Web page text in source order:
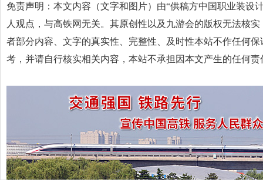
免责声明：本文内容（文字和图片）由“供稿方中国职业装设
人观点，与高铁网无关。其原创性以及九游会的版权无法核
者部分内容、文字的真实性、完整性、及时性本站不作任何
考，并请自行核实相关内容，本站不承担因本文产生的任何责